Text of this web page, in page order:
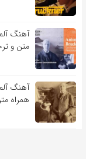
متن و
همراه